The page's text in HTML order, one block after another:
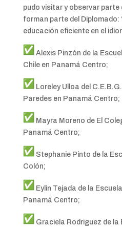
pudo visitar y observar parte
forman parte del Diplomado:
educación eficiente en el
Alexis Pinzón de la
Chile en Panamá Centro;
Loreley Ulloa del
Paredes en Panamá Centro;
Mayra Moreno de El
Panamá Centro;
Stephanie Pinto de la
Colón;
Eylin Tejada de la
Panamá Centro;
Graciela Rodriguez de la